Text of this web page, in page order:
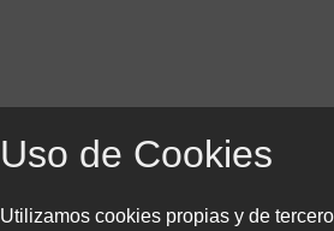
Uso de Cookies
Utilizamos cookies propias y de